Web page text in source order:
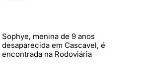
Sophye, menina de 9 anos
desaparecida em Cascavel, é
encontrada na Rodoviária